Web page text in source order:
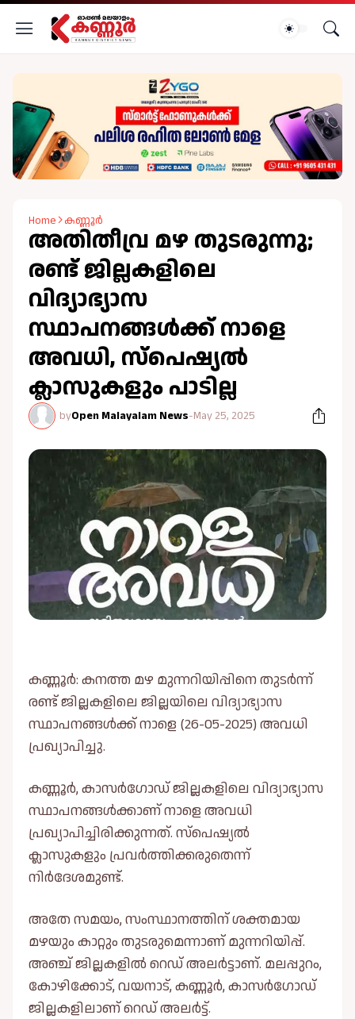
Home കണ്ണൂർ
അതിതീവ്ര മഴ തുടരുന്നു;
രണ്ട് ജില്ലകളിലെ
വിദ്യാഭ്യാസ
സ്ഥാപനങ്ങള്‍ക്ക് നാളെ
അവധി, സ്പെഷ്യല്‍
ക്ലാസുകളും പാടില്ല
byOpen Malayalam News-May 25, 2025
കണ്ണൂർ: കനത്ത മഴ മുന്നറിയിപ്പിനെ തുടര്‍ന്ന്
രണ്ട് ജില്ലകളിലെ ജില്ലയിലെ വിദ്യാഭ്യാസ
സ്ഥാപനങ്ങള്‍ക്ക് നാളെ (26-05-2025) അവധി
പ്രഖ്യാപിച്ചു.
കണ്ണൂർ, കാസർഗോഡ് ജില്ലകളിലെ വിദ്യാഭ്യാസ
സ്ഥാപനങ്ങള്‍ക്കാണ് നാളെ അവധി
പ്രഖ്യാപിച്ചിരിക്കുന്നത്. സ്പെഷ്യല്‍
ക്ലാസുകളും പ്രവർത്തിക്കരുതെന്ന്
നിർദേശമുണ്ട്.
അതേ സമയം, സംസ്ഥാനത്തിന് ശക്തമായ
മഴയും കാറ്റും തുടരുമെന്നാണ് മുന്നറിയിപ്പ്.
അഞ്ച് ജില്ലകളില്‍ റെഡ് അലര്‍ട്ടാണ്. മലപ്പുറം,
കോഴിക്കോട്, വയനാട്, കണ്ണൂര്‍, കാസര്‍ഗോഡ്
ജില്ലകളിലാണ് റെഡ് അലര്‍ട്ട്.